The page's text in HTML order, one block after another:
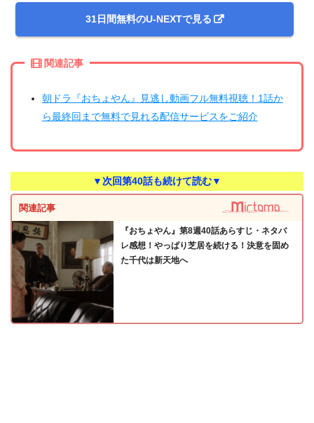
31日間無料のU-NEXTで見る
関連記事
朝ドラ『おちょやん』見逃し動画フル無料視聴！1話か
ら最終回まで無料で見れる配信サービスをご紹介
▼次回第40話も続けて読む▼
関連記事
『おちょやん』第8週40話あらすじ・ネタバ
レ感想！やっぱり芝居を続ける！決意を固め
た千代は新天地へ